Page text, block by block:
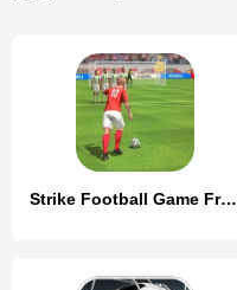
Strike Football Game FreeKick